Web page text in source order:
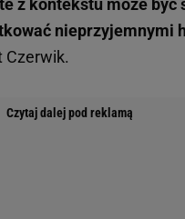
z kontekstu może być
nieprzyjemnymi
Czerwik.